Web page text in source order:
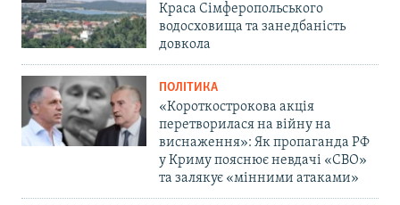
Краса Сімферопольського
водосховища та занедбаність
довкола
ПОЛІТИКА
«Короткострокова акція
перетворилася на війну на
виснаження»: Як пропаганда РФ
у Криму пояснює невдачі «СВО»
та залякує «мінними атаками»